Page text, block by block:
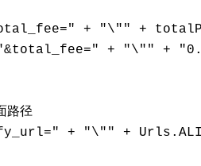
+ "\"" +
+ "\"" +
路径
+ "\"" +